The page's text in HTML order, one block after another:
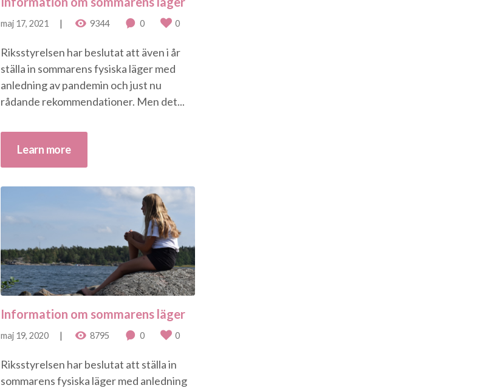
maj 17, 2021 9344 0 0
Riksstyrelsen har beslutat att även i år
ställa in sommarens fysiska läger med
anledning av pandemin och just nu
rådande rekommendationer. Men det...
Learn more
Information om sommarens läger
maj 19, 2020 8795 0 0
Riksstyrelsen har beslutat att ställa in
sommarens fysiska läger med anledning